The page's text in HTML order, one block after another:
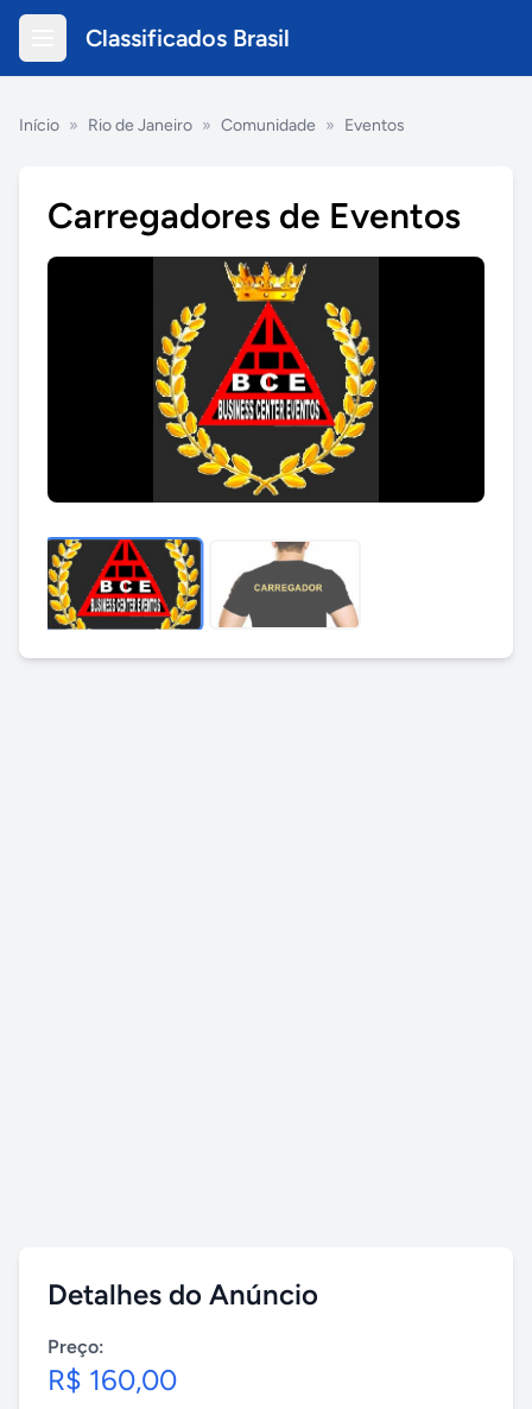
Classificados Brasil
Início » Rio de Janeiro » Comunidade » Eventos
Carregadores de Eventos
Detalhes do Anúncio
Preço:
R$ 160,00